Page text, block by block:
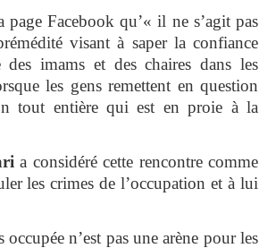
Facebook qu’« il ne s’agit pas
visant à saper la confiance
imams et des chaires dans les
les gens remettent en question
tout entière qui est en proie à la
a considéré cette rencontre comme
les crimes de l’occupation et à lui
n’est pas une arène pour les